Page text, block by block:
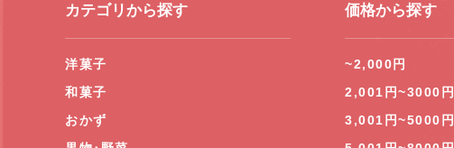
カテゴリから探す
洋菓子
和菓子
おかず
価格から探す
~2,000円
2,001円~3000円
3,001円~5000円